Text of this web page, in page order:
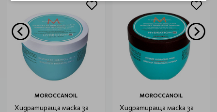
MOROCCANOIL
Хидратираща маска за
MOROCCANOIL
Хидратираща маска за